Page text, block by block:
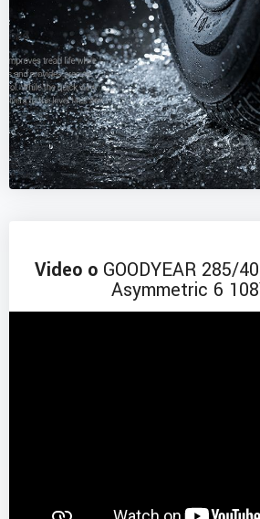
Video o GOODYEAR 285/
Asymmetric 6